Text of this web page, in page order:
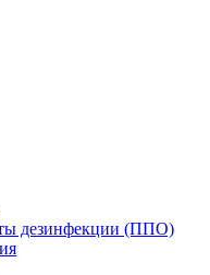
дезинфекции (ППО)